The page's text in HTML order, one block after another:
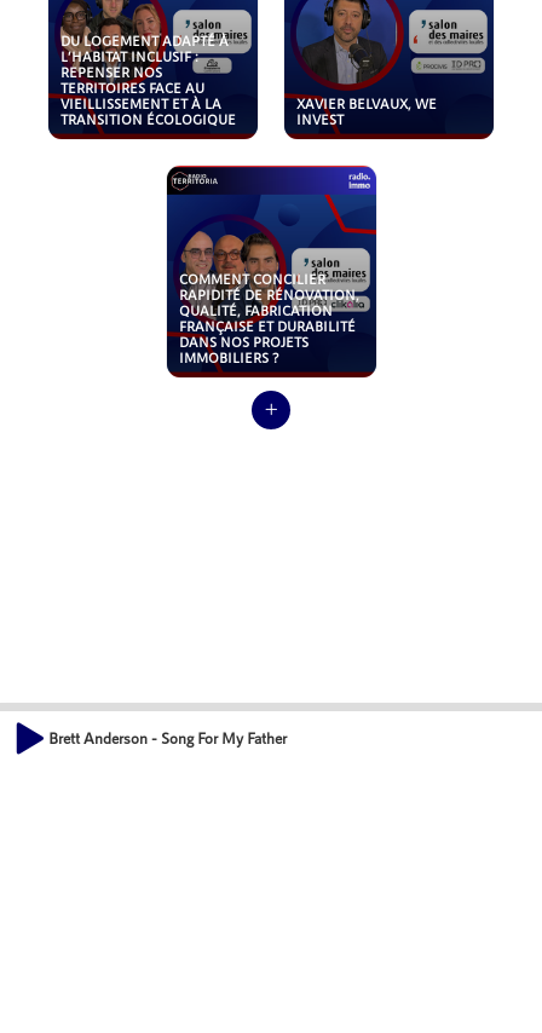
DU LOGEMENT ADAPTÉ À
L’HABITAT INCLUSIF :
REPENSER NOS
TERRITOIRES FACE AU
VIEILLISSEMENT ET À LA
TRANSITION ÉCOLOGIQUE
XAVIER BELVAUX, WE
INVEST
COMMENT CONCILIER
RAPIDITÉ DE RÉNOVATION,
QUALITÉ, FABRICATION
FRANÇAISE ET DURABILITÉ
DANS NOS PROJETS
IMMOBILIERS ?
Brett Anderson - Song For My Father